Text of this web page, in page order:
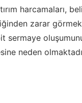
harcamaları,
zarar
sermaye
neden